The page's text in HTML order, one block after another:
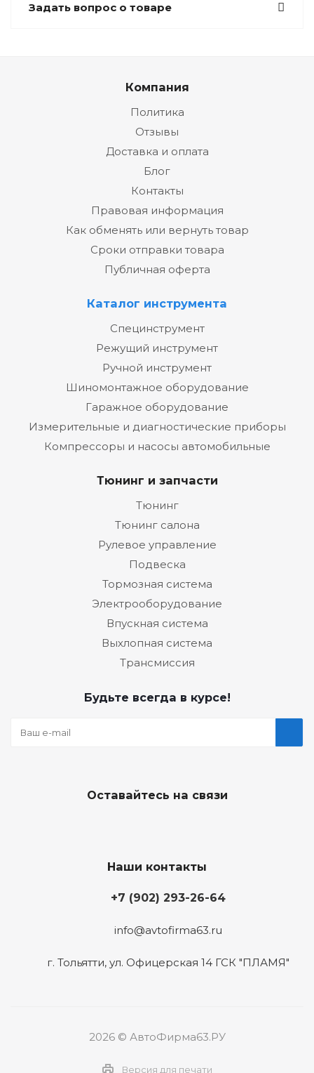
Задать вопрос о товаре
Компания
Политика
Отзывы
Доставка и оплата
Блог
Контакты
Правовая информация
Как обменять или вернуть товар
Сроки отправки товара
Публичная оферта
Каталог инструмента
Специнструмент
Режущий инструмент
Ручной инструмент
Шиномонтажное оборудование
Гаражное оборудование
Измерительные и диагностические приборы
Компрессоры и насосы автомобильные
Тюнинг и запчасти
Тюнинг
Тюнинг салона
Рулевое управление
Подвеска
Тормозная система
Электрооборудование
Впускная система
Выхлопная система
Трансмиссия
Будьте всегда в курсе!
Оставайтесь на связи
Наши контакты
+7 (902) 293-26-64
info@avtofirma63.ru
г. Тольятти, ул. Офицерская 14 ГСК "ПЛАМЯ"
2026 © АвтоФирма63.РУ
Версия для печати